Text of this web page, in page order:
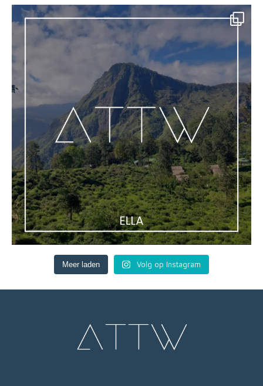
Meer laden Volg op Instagram